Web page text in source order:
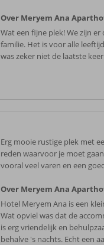
Over Meryem Ana
Wat een fijne plek! We zijn
familie. Het is voor alle
was zeker niet de laatste
Erg mooie rustige plek met
reden waarvoor je moet
vooral veel varen en een
Over Meryem Ana
Hotel Meryem Ana is een
Wat opviel was dat de
is erg vriendelijk en
behalve 's nachts. Echt een